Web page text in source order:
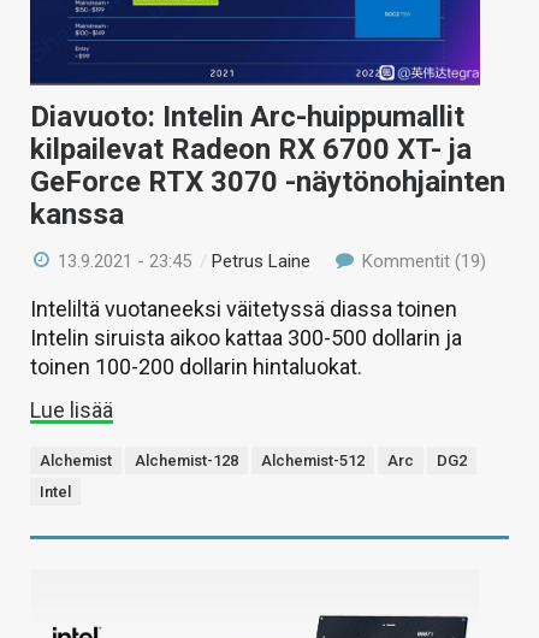
Diavuoto: Intelin Arc-huippumallit
kilpailevat Radeon RX 6700 XT- ja
GeForce RTX 3070 -näytönohjainten
kanssa
13.9.2021 - 23:45 /Petrus Laine Kommentit (19)
Inteliltä vuotaneeksi väitetyssä diassa toinen
Intelin siruista aikoo kattaa 300-500 dollarin ja
toinen 100-200 dollarin hintaluokat.
Lue lisää
Alchemist Alchemist-128 Alchemist-512 Arc
DG2
Intel